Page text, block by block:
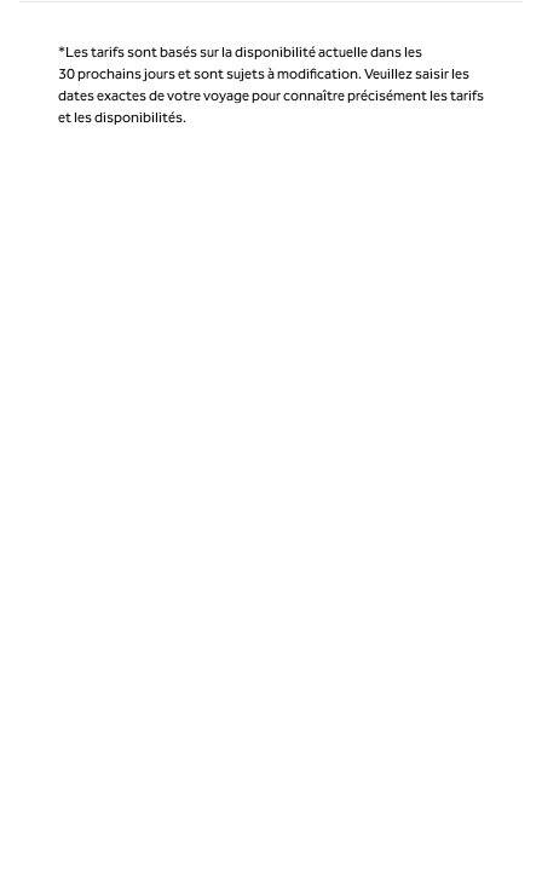
*Les tarifs sont basés sur la disponibilité actuelle dans les
30 prochains jours et sont sujets à modification. Veuillez saisir les
dates exactes de votre voyage pour connaître précisément les tarifs
et les disponibilités.